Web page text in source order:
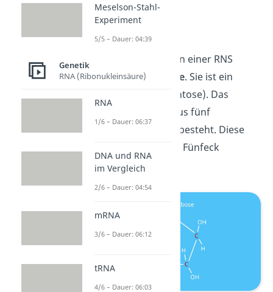
Die Ribose
Der Zucker, den du in einer RNS
findest, ist die
Ribose. Sie ist ein
(Pentose). Das
bedeutet, dass sie aus fünf
Kohlenstoffatomen besteht. Diese
Atome sind in einem Fünfeck
angeordnet.
Meselson-Stahl-
Experiment
5/5 – Dauer: 04:39
Genetik
RNA (Ribonukleinsäure)
RNA
1/6 – Dauer: 06:37
DNA und RNA
im Vergleich
2/6 – Dauer: 04:54
mRNA
3/6 – Dauer: 06:12
tRNA
4/6 – Dauer: 06:03